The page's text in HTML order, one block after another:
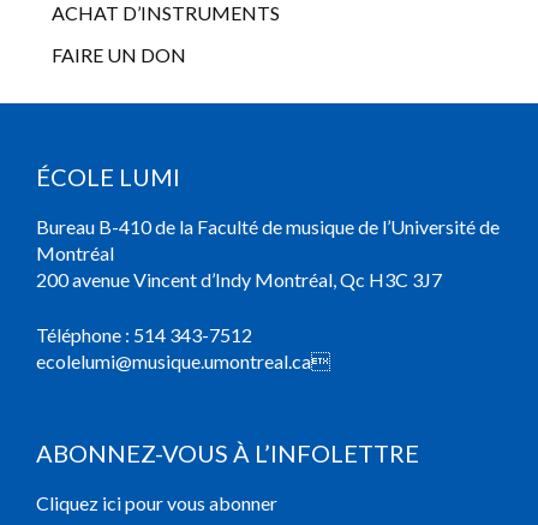
ACHAT D’INSTRUMENTS
FAIRE UN DON
ÉCOLE LUMI
Bureau B-410 de la Faculté de musique de l’Université de
Montréal
200 avenue Vincent d’Indy Montréal, Qc H3C 3J7
Téléphone : 514 343-7512
ecolelumi@musique.umontreal.ca
ABONNEZ-VOUS À L’INFOLETTRE
Cliquez ici pour vous abonner